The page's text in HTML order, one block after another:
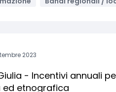
2023
- Incentivi annuali
etnografica